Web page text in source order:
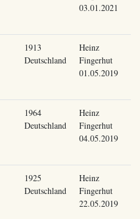
03.01.2021
1913
Deutschland
Heinz
Fingerhut
01.05.2019
1964
Deutschland
Heinz
Fingerhut
04.05.2019
1925
Deutschland
Heinz
Fingerhut
22.05.2019